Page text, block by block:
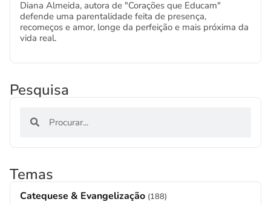
Diana Almeida, autora de "Corações que Educam"
defende uma parentalidade feita de presença,
recomeços e amor, longe da perfeição e mais próxima da
vida real.
Pesquisa
Temas
Catequese & Evangelização (188)